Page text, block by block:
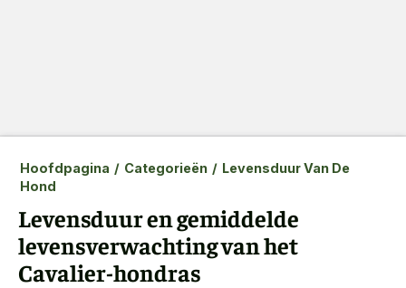
Hoofdpagina / Categorieën / Levensduur Van De
Hond
Levensduur en gemiddelde
levensverwachting van het
Cavalier-hondras